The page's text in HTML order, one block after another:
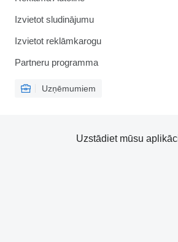
Izvietot sludinājumu
Izvietot reklāmkarogu
Partneru programma
Uzņēmumiem
Uzstādiet mūsu